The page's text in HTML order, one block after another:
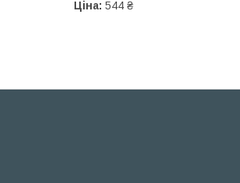
Ціна: 544 ₴